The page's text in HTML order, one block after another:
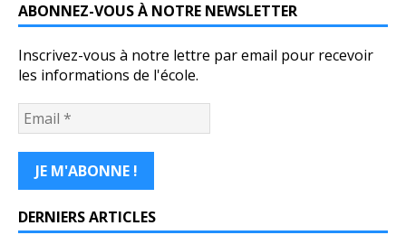
ABONNEZ-VOUS À NOTRE NEWSLETTER
Inscrivez-vous à notre lettre par email pour recevoir
les informations de l'école.
DERNIERS ARTICLES